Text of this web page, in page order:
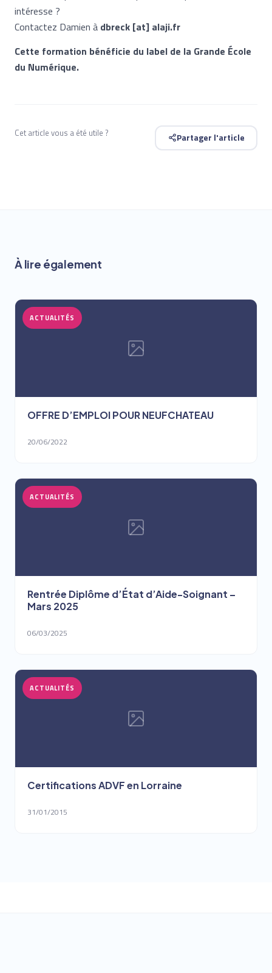
intéresse ?
Contactez Damien à dbreck [at] alaji.fr
Cette formation bénéficie du label de la Grande École
du Numérique.
Cet article vous a été utile ? Partager l'article
À lire également
ACTUALITÉS
OFFRE D’EMPLOI POUR NEUFCHATEAU
20/06/2022
ACTUALITÉS
Rentrée Diplôme d’État d’Aide-Soignant –
Mars 2025
06/03/2025
ACTUALITÉS
Certifications ADVF en Lorraine
31/01/2015